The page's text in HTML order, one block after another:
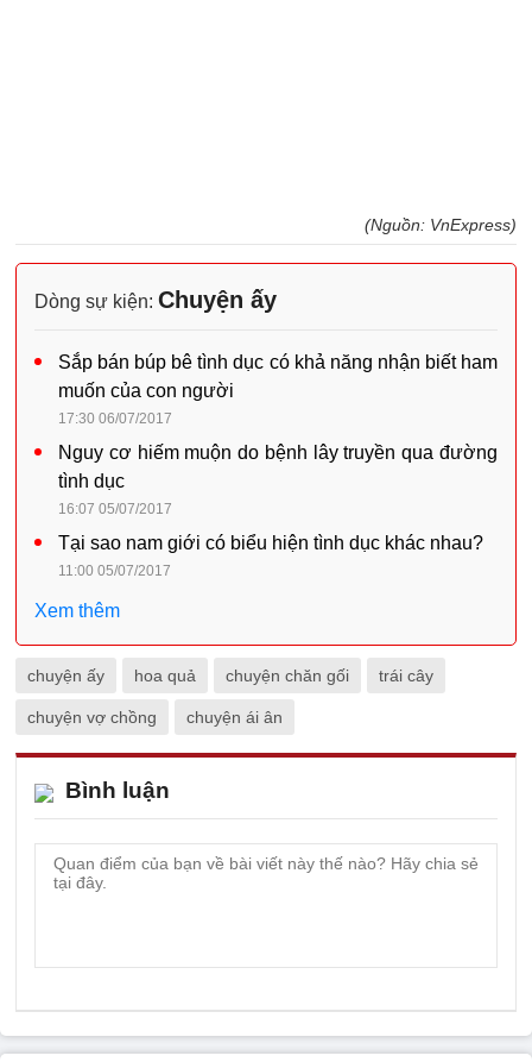
(Nguồn: VnExpress)
Dòng sự kiện: Chuyện ấy
Sắp bán búp bê tình dục có khả năng nhận biết ham
muốn của con người
17:30 06/07/2017
Nguy cơ hiếm muộn do bệnh lây truyền qua đường
tình dục
16:07 05/07/2017
Tại sao nam giới có biểu hiện tình dục khác nhau?
11:00 05/07/2017
Xem thêm
chuyện ấy hoa quả chuyện chăn gối trái cây
chuyện vợ chồng chuyện ái ân
Bình luận